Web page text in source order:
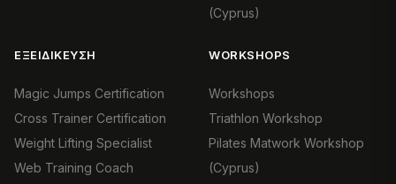
(Cyprus)
ΕΞΕΙΔΊΚΕΥΣΗ
Magic Jumps Certification
Cross Trainer Certification
Weight Lifting Specialist
Web Training Coach
WORKSHOPS
Workshops
Triathlon Workshop
Pilates Matwork Workshop
(Cyprus)